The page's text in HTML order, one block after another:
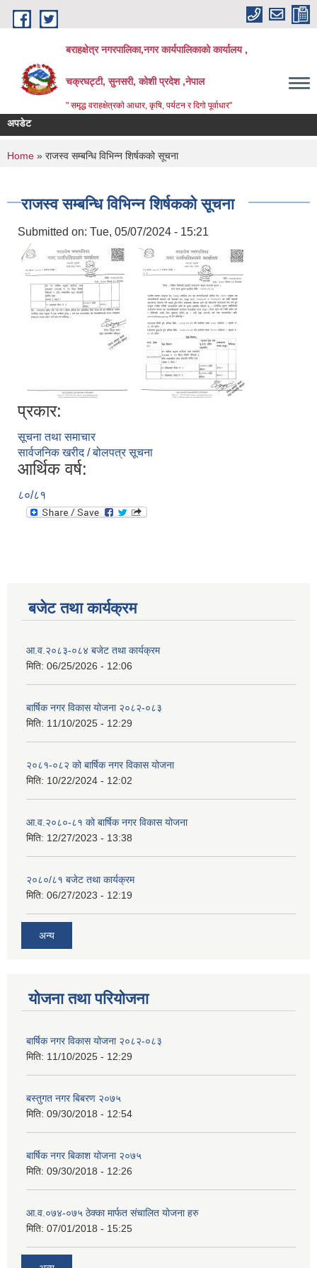
Skip to main content
बराहक्षेत्र नगरपालिका,नगर कार्यपालिकाको कार्यालय ,
चक्रघट्टी, सुनसरी, कोशी प्रदेश ,नेपाल
" समृद्ध वराहक्षेत्रकाे आधार, कृषि, पर्यटन र दिगो पूर्वाधार"
अपडेट
You are here
Home » राजस्व सम्बन्धि विभिन्‍न शिर्षकको सूचना
राजस्व सम्बन्धि विभिन्‍न शिर्षकको सूचना
Submitted on: Tue, 05/07/2024 - 15:21
प्रकार:
सूचना तथा समाचार
सार्वजनिक खरीद / बोलपत्र सूचना
आर्थिक वर्ष:
८०/८१
बजेट तथा कार्यक्रम
आ.व.२०८३-०८४ बजेट तथा कार्यक्रम
मिति: 06/25/2026 - 12:06
बार्षिक नगर विकास योजना २०८२-०८३
मिति: 11/10/2025 - 12:29
२०८१-०८२ को बार्षिक नगर विकास योजना
मिति: 10/22/2024 - 12:02
आ.व.२०८०-८१ को बार्षिक नगर विकास योजना
मिति: 12/27/2023 - 13:38
२०८०/८१ बजेट तथा कार्यक्रम
मिति: 06/27/2023 - 12:19
अन्य
योजना तथा परियोजना
बार्षिक नगर विकास योजना २०८२-०८३
मिति: 11/10/2025 - 12:29
बस्तुगत नगर बिबरण २०७५
मिति: 09/30/2018 - 12:54
बार्षिक नगर बिकाश योजना २०७५
मिति: 09/30/2018 - 12:26
आ.व.०७४-०७५ ठेक्का मार्फत संचालित योजना हरु
मिति: 07/01/2018 - 15:25